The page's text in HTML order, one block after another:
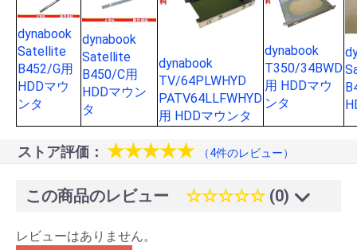
dynabook
Satellite
B452/G用
HDDマウ
ンタ
dynabook
Satellite
B450/C用
HDDマウン
タ
dynabook
TV/64PLWHYD
PATV64LLFWHYD
用 HDDマウンタ
dynabook
T350/34BWD
用 HDDマウ
ンタ
ストア評価： ★★★★★ （4件のレビュー）
この商品のレビュー ☆☆☆☆☆ (0)
レビューはありません。